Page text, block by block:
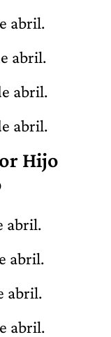
abril.
abril.
abril.
abril.
Hijo
abril.
abril.
abril.
abril.